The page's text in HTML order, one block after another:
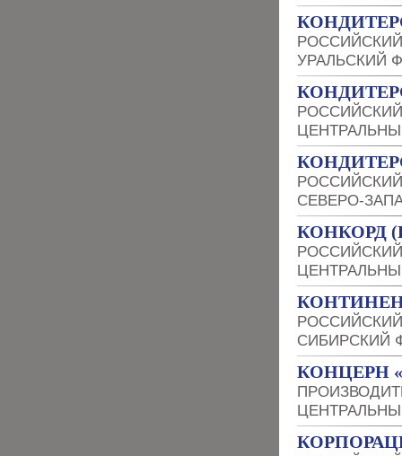
УРАЛЬСКИЙ
СЕВЕРО-
КОНКОРД
СИБИРСКИЙ
КОНЦЕРН